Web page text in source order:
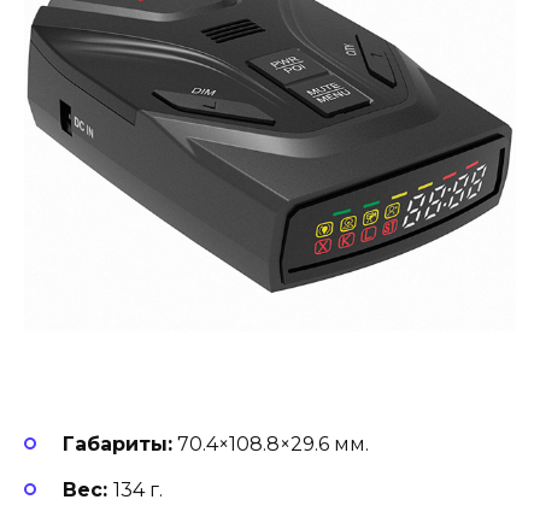
Габариты: 70.4×108.8×29.6 мм.
Вес: 134 г.